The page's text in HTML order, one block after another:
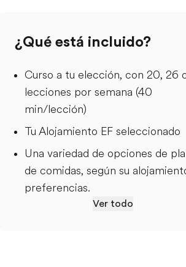
¿Qué está incluido?
Curso a tu elección, con 20, 26
lecciones por semana (40
min/lección)
Tu Alojamiento EF seleccionado
Una variedad de opciones de
de comidas, según su
preferencias.
Ver todo